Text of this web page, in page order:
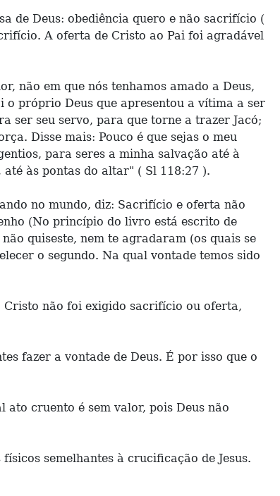
de Deus: obediência quero e não sacrifício (
A oferta de Cristo ao Pai foi agradável
não em que nós tenhamos amado a Deus,
o próprio Deus que apresentou a vítima a ser
ser seu servo, para que torne a trazer Jacó;
Disse mais: Pouco é que sejas o meu
para seres a minha salvação até à
às pontas do altar" ( Sl 118:27 ).
no mundo, diz: Sacrifício e oferta não
(No princípio do livro está escrito de
quiseste, nem te agradaram (os quais se
o segundo. Na qual vontade temos sido
Cristo não foi exigido sacrifício ou oferta,
fazer a vontade de Deus. É por isso que o
ato cruento é sem valor, pois Deus não
semelhantes à crucificação de Jesus.